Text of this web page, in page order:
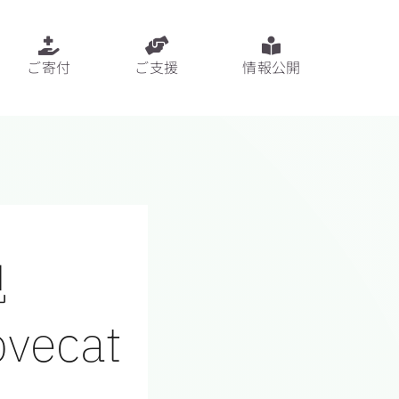
ご寄付 ご支援 情報公開